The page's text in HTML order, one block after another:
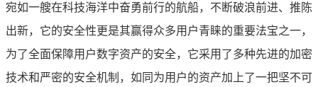
宛如一艘在科技海洋中奋勇前行的航船，不断破浪前进、推陈
出新，它的安全性更是其赢得众多用户青睐的重要法宝之一，
为了全面保障用户数字资产的安全，它采用了多种先进的加密
技术和严密的安全机制，如同为用户的资产加上了一把坚不可